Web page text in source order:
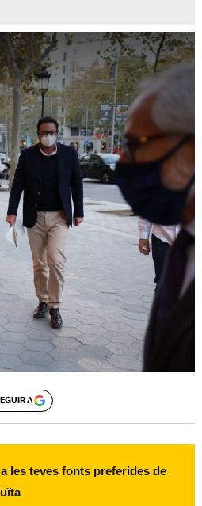
A
les teves fonts preferides de